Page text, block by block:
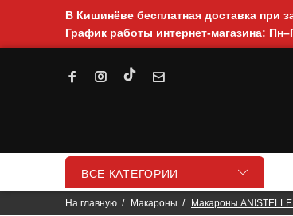
В Кишинёве бесплатная доставка при
График работы интернет-магазина:
ВСЕ КАТЕГОРИИ
На главную Макароны Макароны ANISTELLE